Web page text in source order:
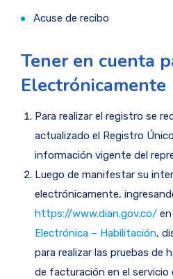
Acuse de recibo
Tener en cuenta
Electrónicamente
Para realizar el registro se
actualizado el Registro
información vigente del
​Luego de manifestar su
electrónicamente,
https://www.dian.gov.co/
Electrónica – Habilitación,
para realizar las pruebas de
de facturación en el servicio